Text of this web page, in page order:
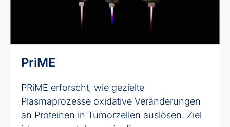
PriME
PRiME erforscht, wie gezielte
Plasmaprozesse oxidative Veränderungen
an Proteinen in Tumorzellen auslösen. Ziel